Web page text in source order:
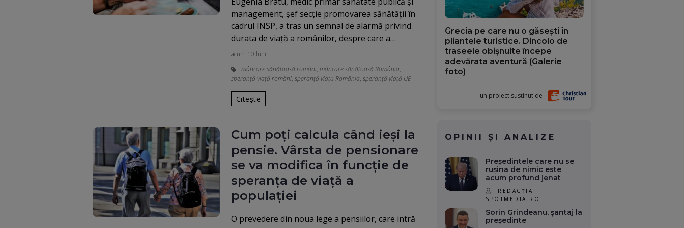
management, şef secţie promovarea sănătăţii în
cadrul INSP, a tras un semnal de alarmă privind
durata de viaţă a românilor, despre care a…
acum 10 luni
mâncare sănătoasă români, mâncare sănătoasă România,
speranță viață români, speranță viață România, speranță viață UE
Citește
Cum poți calcula când ieși la
pensie. Vârsta de pensionare
se va modifica în funcție de
speranța de viață a
populației
O prevedere din noua lege a pensiilor, care intră
Grecia pe care nu o găsești în
pliantele turistice. Dincolo de
traseele obișnuite începe
adevărata aventură (Galerie
foto)
un proiect susținut de
OPINII ȘI ANALIZE
Președintele care nu se
rușina de nimic este
acum profund jenat
REDACȚIA
SPOTMEDIA.RO
Sorin Grindeanu, șantaj la
președinte